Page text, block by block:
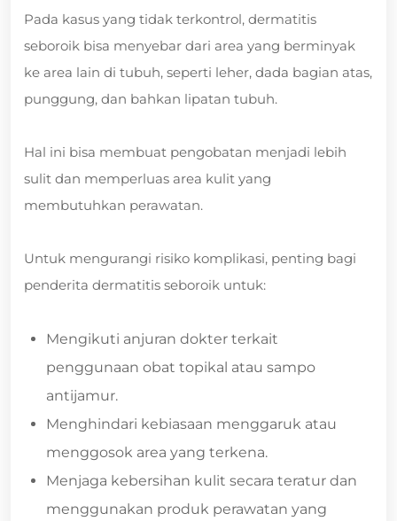
Pada kasus yang tidak terkontrol, dermatitis
seboroik bisa menyebar dari area yang berminyak
ke area lain di tubuh, seperti leher, dada bagian atas,
punggung, dan bahkan lipatan tubuh.
Hal ini bisa membuat pengobatan menjadi lebih
sulit dan memperluas area kulit yang
membutuhkan perawatan.
Untuk mengurangi risiko komplikasi, penting bagi
penderita dermatitis seboroik untuk:
Mengikuti anjuran dokter terkait
penggunaan obat topikal atau sampo
antijamur.
Menghindari kebiasaan menggaruk atau
menggosok area yang terkena.
Menjaga kebersihan kulit secara teratur dan
menggunakan produk perawatan yang